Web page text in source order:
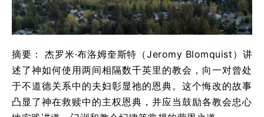
摘要： 杰罗米·布洛姆奎斯特（Jeromy Blomquist）讲
述了神如何使用两间相隔数千英里的教会，向一对曾处
于不道德关系中的夫妇彰显祂的恩典。这个悔改的故事
凸显了神在救赎中的主权恩典，并应当鼓励各教会忠心